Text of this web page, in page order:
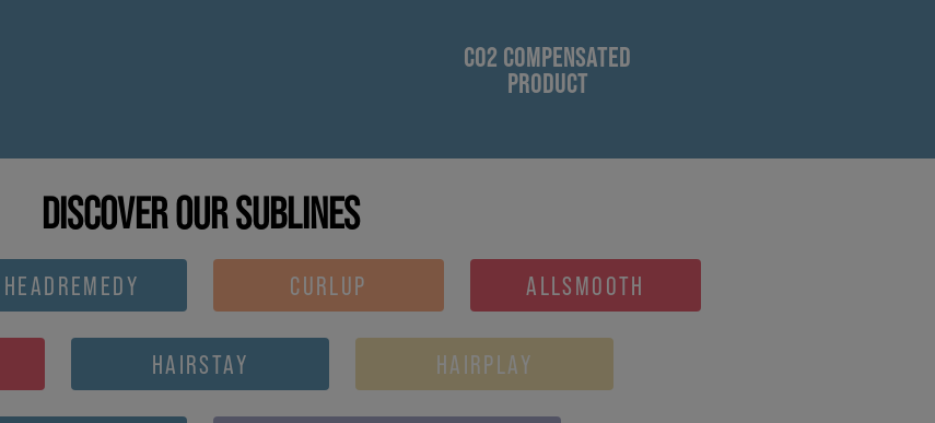
CO2 COMPENSATED
PRODUCT
DISCOVER OUR SUBLINES
HEADREMEDY CURLUP ALLSMOOTH
HAIRSTAY HAIRPLAY